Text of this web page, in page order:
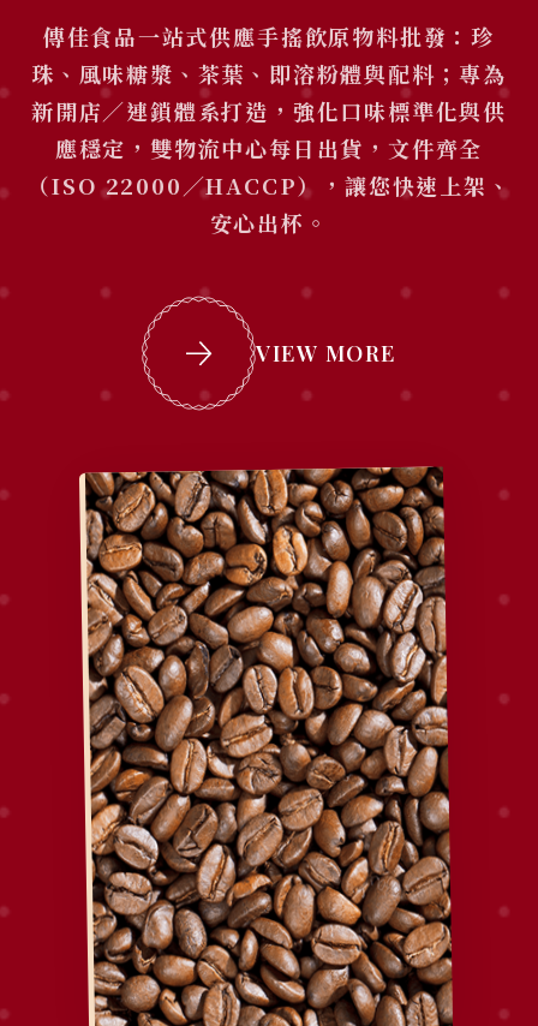
傳佳食品一站式供應手搖飲原物料批發：珍
珠、風味糖漿、茶葉、即溶粉體與配料；專為
新開店／連鎖體系打造，強化口味標準化與供
應穩定，雙物流中心每日出貨，文件齊全
（ISO 22000／HACCP），讓您快速上架、
安心出杯。
VIEW MORE